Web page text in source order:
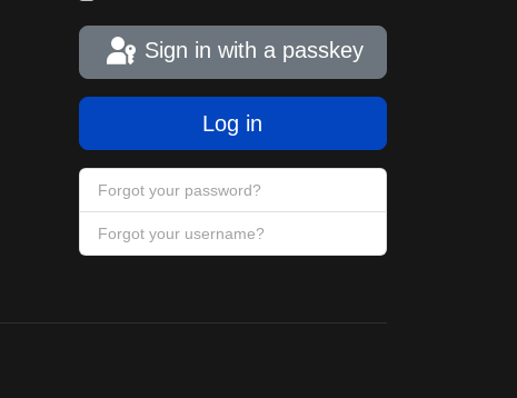
Sign in with a passkey
Log in
Forgot your password?
Forgot your username?